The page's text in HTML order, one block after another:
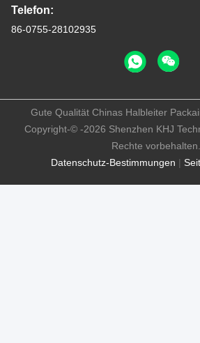
Telefon:
86-0755-28102935
Datenschutz-Bestimmungen |
Gute Qualität Chinas Halbleiter
Copyright-© -2026 Shenzhen KHJ
Rechte vorbehalten.